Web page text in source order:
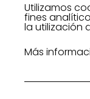
Utilizamos
fines
la utilización
Más